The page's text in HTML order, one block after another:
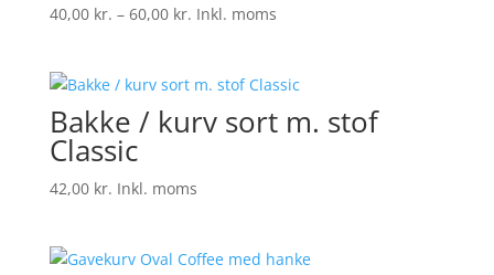
40,00 kr. – 60,00 kr. Prisinterval:
60,00 kr.
Inkl. moms
Bakke / kurv sort m. stof
Classic
42,00 kr. Inkl. moms